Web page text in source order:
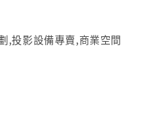
,投影設備專賣,商業空間